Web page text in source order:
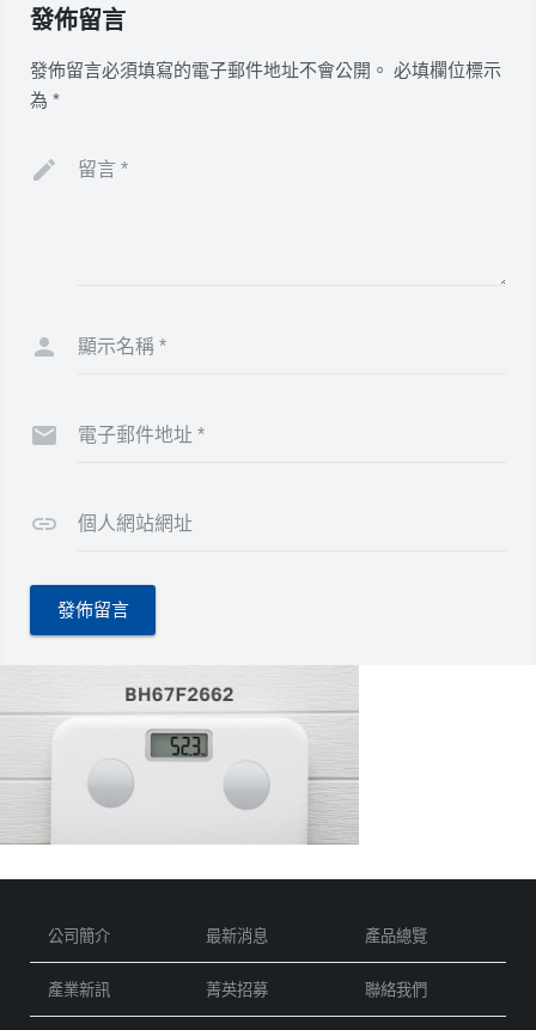
發佈留言
發佈留言必須填寫的電子郵件地址不會公開。 必填欄位標示
為 *
留言 *
顯示名稱 *
電子郵件地址 *
個人網站網址
公司簡介 最新消息 產品總覽
產業新訊 菁英招募 聯絡我們